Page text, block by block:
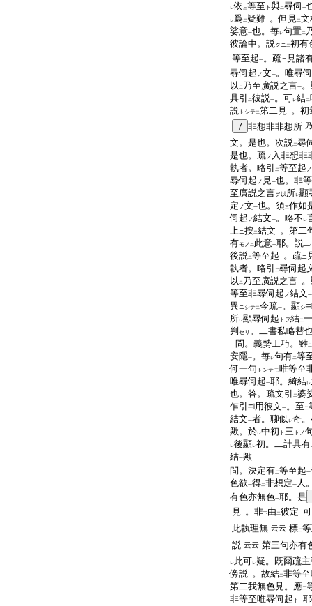
レ依 三等至 ト 與二尋伺 一
レ爲二 疑難一。但見二文
娑意一也。毎レ句置二
彼論中。説クニ二初有
等至起一。疏ニ 見諸
尋伺起 ノ文一。唯尋
以 二 乃至廣説之言一
具引
二彼説一。可レ結二
説 トシテ二第二見一。初
7 非想非非想所
文。是也。次説二尋
是也。疏ノ 入非想非
執者。略引
二等至起 ノ
尋伺起 ノ 見一也。非
至廣説之言ヲ以所レ顯
定 ノ文一也。須三作如
伺起 ノ結文一。略不 レ
上ニ按二結文一。第二
有モノ 二 此意一耶。説ニ
後説二等至起一。疏ニ
執者。略引
二尋伺起
以 二 乃至廣説之言一
等至非尋伺起 ノ結文一
異ニシテ二今疏一。顯シ
所レ顯尋伺起 トヲ結二
判 セリ 。二書私略替
問。義勢工巧。雖二
安隱一。毎レ句有二等
何一句 トンテモ唯等至
唯尋伺起一耶。綺結レ
也。答。疏文引
二婆
乍引
用彼文一。至 二
結文一者。聊似 レ奇
歟。於レ中初 ト 三 トノ
レ後顯レ初。二計具有
結一歟
問。決定有二等至起一
色欲一得二非想定一 人
有色亦無色一耶。是
見一。非下由 二彼定一可
此執理無 云云 標二
説 云云 第三句亦有
レ此可レ疑。既爾疏
傍説一。故結二非等
第二我無色見。應二
非等至唯尋伺起 ト 一